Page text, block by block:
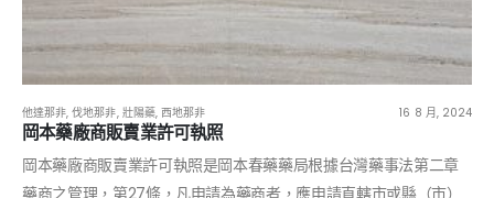
他達那非,伐地那非, 壯陽藥, 西地那非 16 8 月, 2024
岡本藥廠商販賣業許可執照
岡本藥廠商販賣業許可執照是岡本春藥藥局根據台灣藥事法第二章